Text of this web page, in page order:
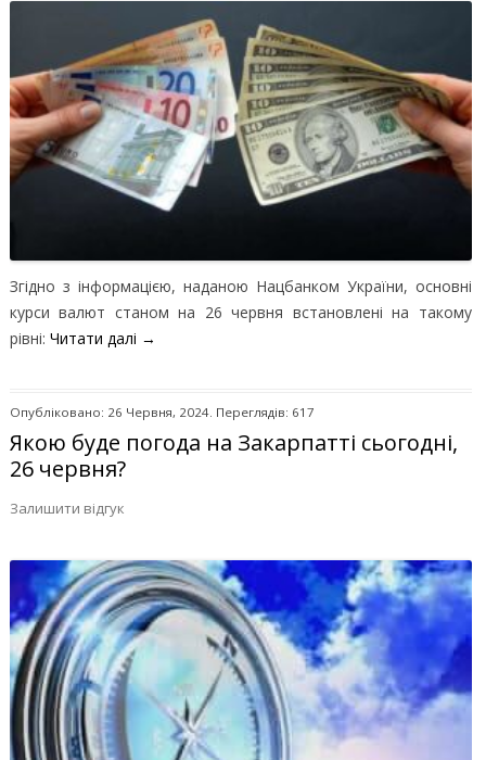
Згідно з інформацією, наданою Нацбанком України, основні
курси валют станом на 26 червня встановлені на такому
рівні: Читати далі →
Опубліковано: 26 Червня, 2024. Переглядів: 617
Якою буде погода на Закарпатті сьогодні,
26 червня?
Залишити відгук